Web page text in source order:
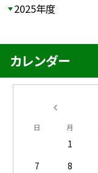
2025年度
カレンダー
日 月
1
7
8